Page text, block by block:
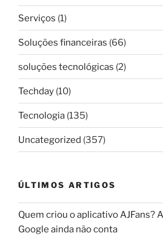
Serviços (1)
Soluções financeiras (66)
soluções tecnológicas (2)
Techday (10)
Tecnologia (135)
Uncategorized (357)
ÚLTIMOS ARTIGOS
Quem criou o aplicativo AJFans?
Google ainda não conta